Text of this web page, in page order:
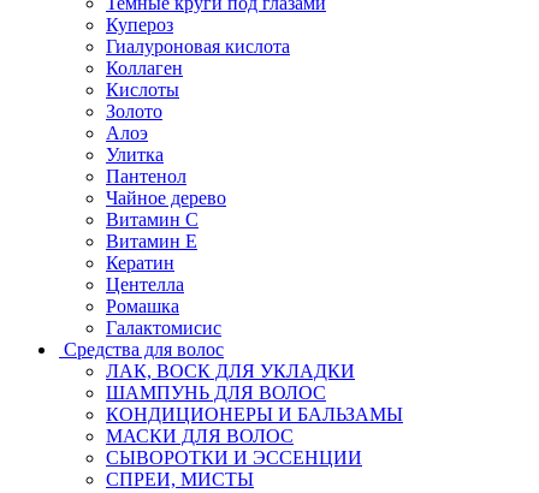
Купероз
Гиалуроновая кислота
Коллаген
Кислоты
Золото
Алоэ
Улитка
Пантенол
Чайное дерево
Витамин C
Витамин Е
Кератин
Центелла
Ромашка
Галактомисис
Средства для волос
ЛАК, ВОСК ДЛЯ УКЛАДКИ
ШАМПУНЬ ДЛЯ ВОЛОС
КОНДИЦИОНЕРЫ И БАЛЬЗАМЫ
МАСКИ ДЛЯ ВОЛОС
СЫВОРОТКИ И ЭССЕНЦИИ
СПРЕИ, МИСТЫ